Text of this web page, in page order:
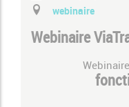
webinaire
Webinaire